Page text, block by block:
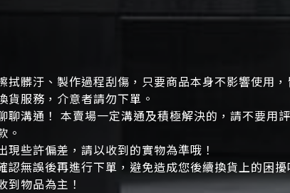
髒汙、製作過程刮傷，只要商品本身不影響使用，
服務，介意者請勿下單。
溝通！ 本賣場一定溝通及積極解決的，請不要用
。
些許偏差，請以收到的實物為準哦！
無誤後再進行下單，避免造成您後續換貨上的困
物品為主！